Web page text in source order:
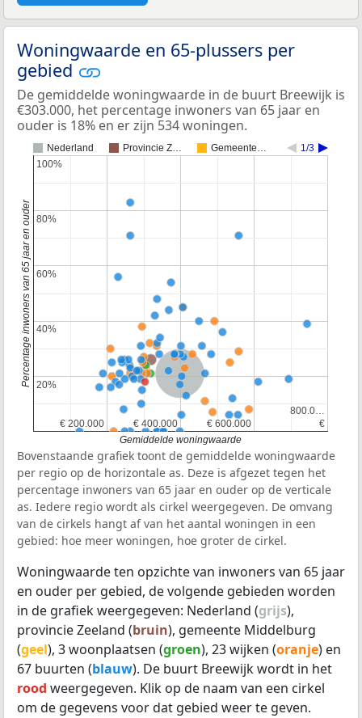
Woningwaarde en 65-plussers per
gebied
De gemiddelde woningwaarde in de buurt Breewijk is
€303.000, het percentage inwoners van 65 jaar en
ouder is 18% en er zijn 534 woningen.
Nederland Provincie Z… Gemeente… 1/3
Nederland
€ 200.000
€ 200.000 € 400.000
€ 400.000 € 600.000
€ 600.000 €
€
800.0…
800.0…
20%
20%
40%
40%
60%
60%
80%
80%
100%
100%
Gemiddelde woningwaarde
Percentage inwoners van 65 jaar en ouder
Bovenstaande grafiek toont de gemiddelde woningwaarde
per regio op de horizontale as. Deze is afgezet tegen het
percentage inwoners van 65 jaar en ouder op de verticale
as. Iedere regio wordt als cirkel weergegeven. De omvang
van de cirkels hangt af van het aantal woningen in een
gebied: hoe meer woningen, hoe groter de cirkel.
Woningwaarde ten opzichte van inwoners van 65 jaar
en ouder per gebied, de volgende gebieden worden
in de grafiek weergegeven: Nederland (grijs),
provincie Zeeland (bruin), gemeente Middelburg
(geel), 3 woonplaatsen (groen), 23 wijken (oranje) en
67 buurten (blauw). De buurt Breewijk wordt in het
rood weergegeven. Klik op de naam van een cirkel
om de gegevens voor dat gebied weer te geven.